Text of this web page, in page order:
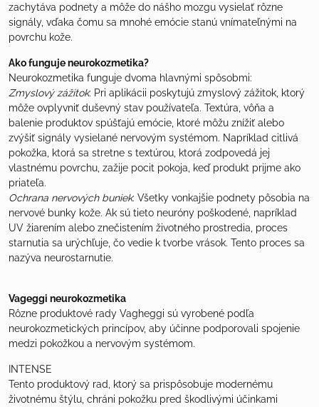
zachytáva podnety a môže do nášho mozgu vysielať rôzne
signály, vďaka čomu sa mnohé emócie stanú vnímateľnými na
povrchu kože.
Ako funguje neurokozmetika?
Neurokozmetika funguje dvoma hlavnými spôsobmi:
Zmyslový zážitok: Pri aplikácii poskytujú zmyslový zážitok, ktorý
môže ovplyvniť duševný stav používateľa. Textúra, vôňa a
balenie produktov spúšťajú emócie, ktoré môžu znížiť alebo
zvýšiť signály vysielané nervovým systémom. Napríklad citlivá
pokožka, ktorá sa stretne s textúrou, ktorá zodpovedá jej
vlastnému povrchu, zažije pocit pokoja, keď produkt prijme ako
priateľa.
Ochrana nervových buniek: Všetky vonkajšie podnety pôsobia na
nervové bunky kože. Ak sú tieto neuróny poškodené, napríklad
UV žiarením alebo znečistením životného prostredia, proces
starnutia sa urýchľuje, čo vedie k tvorbe vrások. Tento proces sa
nazýva neurostarnutie.
Vageggi neurokozmetika
Rôzne produktové rady Vagheggi sú vyrobené podľa
neurokozmetických princípov, aby účinne podporovali spojenie
medzi pokožkou a nervovým systémom.
INTENSE
Tento produktový rad, ktorý sa prispôsobuje modernému
životnému štýlu, chráni pokožku pred škodlivými účinkami